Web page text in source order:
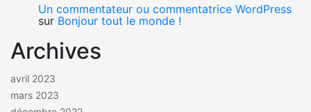
Un commentateur ou commentatrice WordPress
sur Bonjour tout le monde !
Archives
avril 2023
mars 2023